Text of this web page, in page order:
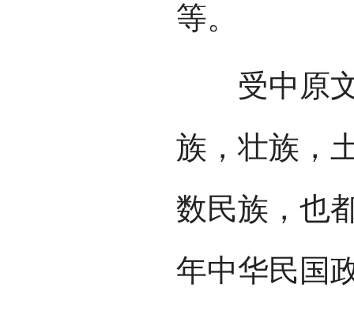
等。
受中原文
族，壮族，
数民族，也
年中华民国